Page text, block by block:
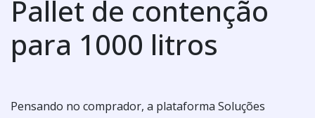
Pallet de contenção
para 1000 litros
Pensando no comprador, a plataforma Soluções